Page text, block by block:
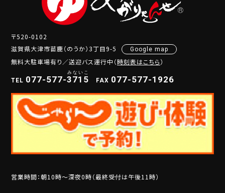
〒520-0102
滋賀県大津市苗鹿（のうか）3丁目9-5
Google map
無料大駐車場有り／送迎バス運行中（時刻表はこちら）
TEL 077-577-371 5 FAX 077-577-1926
営業時間：朝10時～深夜0時（最終受付は午後11時）